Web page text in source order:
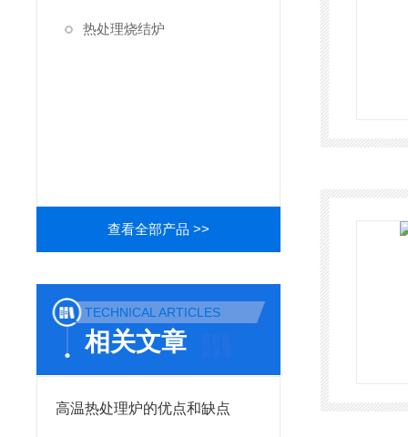
热处理烧结炉
查看全部产品 >>
TECHNICAL ARTICLES
相关文章
高温热处理炉的优点和缺点